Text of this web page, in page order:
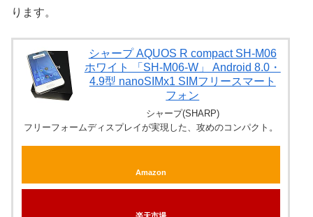
ります。
シャープ AQUOS R compact SH-M06
ホワイト 「SH-M06-W」 Android 8.0・
4.9型 nanoSIMx1 SIMフリースマート
フォン
シャープ(SHARP)
フリーフォームディスプレイが実現した、攻めのコンパクト。
Amazon